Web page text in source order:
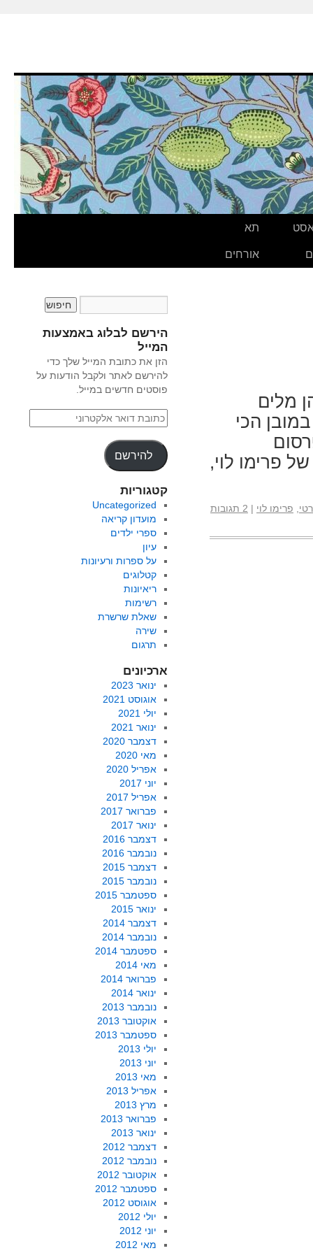
תא
אורחים
מלים
הכי
פרימו לוי,
פרימו לוי | 2 תגובות
הירשם לבלוג באמצעות
המייל
הזן את כתובת המייל שלך כדי
להירשם לאתר ולקבל הודעות על
פוסטים חדשים במייל.
להירשם
קטגוריות
Uncategorized
מועדון קריאה
ספרי ילדים
עיון
על ספרות ורעיונות
קטלוגים
ריאיונות
רשימות
שאלת שרשרת
שירה
תרגום
ארכיונים
ינואר 2023
אוגוסט 2021
יולי 2021
ינואר 2021
דצמבר 2020
מאי 2020
אפריל 2020
יוני 2017
אפריל 2017
פברואר 2017
ינואר 2017
דצמבר 2016
נובמבר 2016
דצמבר 2015
נובמבר 2015
ספטמבר 2015
ינואר 2015
דצמבר 2014
נובמבר 2014
ספטמבר 2014
מאי 2014
פברואר 2014
ינואר 2014
נובמבר 2013
אוקטובר 2013
ספטמבר 2013
יולי 2013
יוני 2013
מאי 2013
אפריל 2013
מרץ 2013
פברואר 2013
ינואר 2013
דצמבר 2012
נובמבר 2012
אוקטובר 2012
ספטמבר 2012
אוגוסט 2012
יולי 2012
יוני 2012
מאי 2012